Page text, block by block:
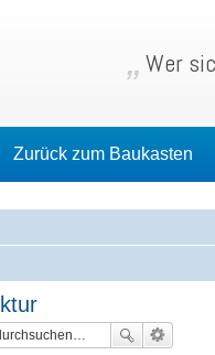
Wer
Zurück zum Baukasten